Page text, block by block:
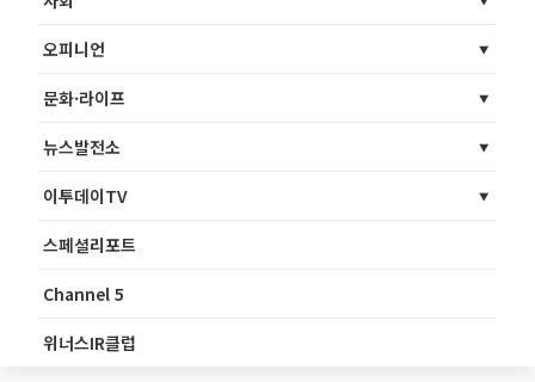
오피니언
문화·라이프
뉴스발전소
이투데이TV
스페셜리포트
Channel 5
위너스IR클럽